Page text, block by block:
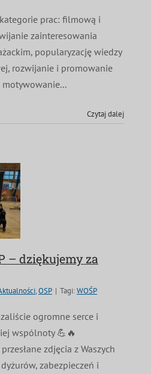
prac: filmową i
zainteresowania
popularyzację wiedzy
rozwijanie i promowanie
motywowanie...
Czytaj dalej
– dziękujemy za
,OSP | Tagi:WOŚP
ogromne serce i
wspólnoty 💪🔥
zdjęcia z Waszych
zabezpieczeń i